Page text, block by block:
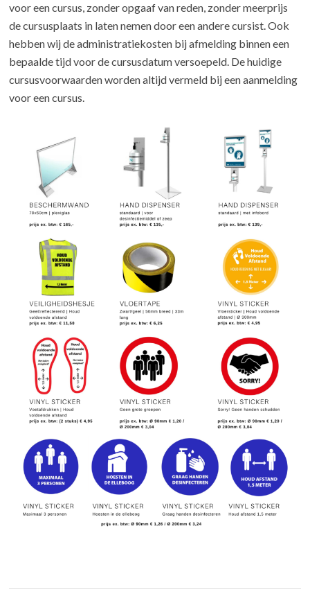
voor een cursus, zonder opgaaf van reden, zonder meerprijs
de cursusplaats in laten nemen door een andere cursist. Ook
hebben wij de administratiekosten bij afmelding binnen een
bepaalde tijd voor de cursusdatum versoepeld. De huidige
cursusvoorwaarden worden altijd vermeld bij een aanmelding
voor een cursus.